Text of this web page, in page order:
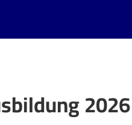
Leaflet| ©